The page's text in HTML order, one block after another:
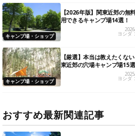
キャンプ場・ショップ
【2026年版】関東近郊の無
用できるキャンプ場14選！
ヨシダ
キャンプ場・ショップ
【厳選】本当は教えたくな
東近郊の穴場キャンプ場15選
ヨシダ
おすすめ最新関連記事